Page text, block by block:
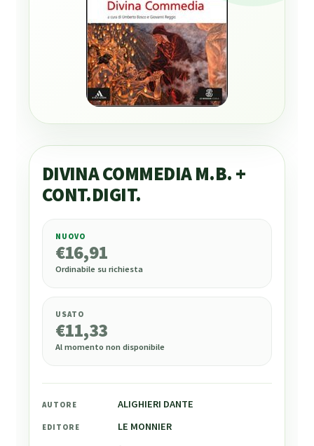
DIVINA COMMEDIA M.B. +
CONT.DIGIT.
16,91
NUOVO
€16,91
Ordinabile su richiesta
USATO
€11,33
Al momento non disponibile
AUTORE ALIGHIERI DANTE
EDITORE LE MONNIER